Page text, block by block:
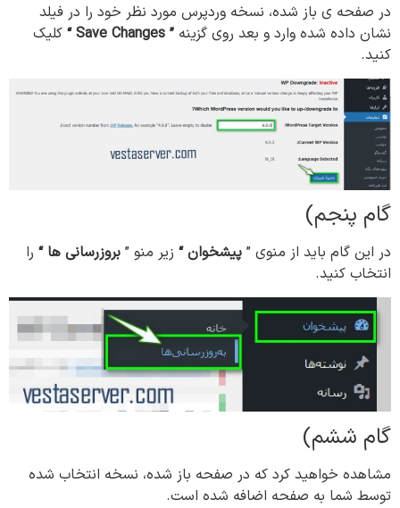
در صفحه ی باز شده، نسخه وردپرس مورد نظر خود را در فیلد
نشان داده شده وارد و بعد روی گزینه ” Save Changes “
کلیک
کنید.
گام پنجم)
در این گام باید از منوی ” پیشخوان“ زیر منو ” بروزرسانی ها “ را
انتخاب کنید.
گام ششم)
مشاهده خواهید کرد که در صفحه باز شده، نسخه انتخاب شده
توسط شما به صفحه اضافه شده است.